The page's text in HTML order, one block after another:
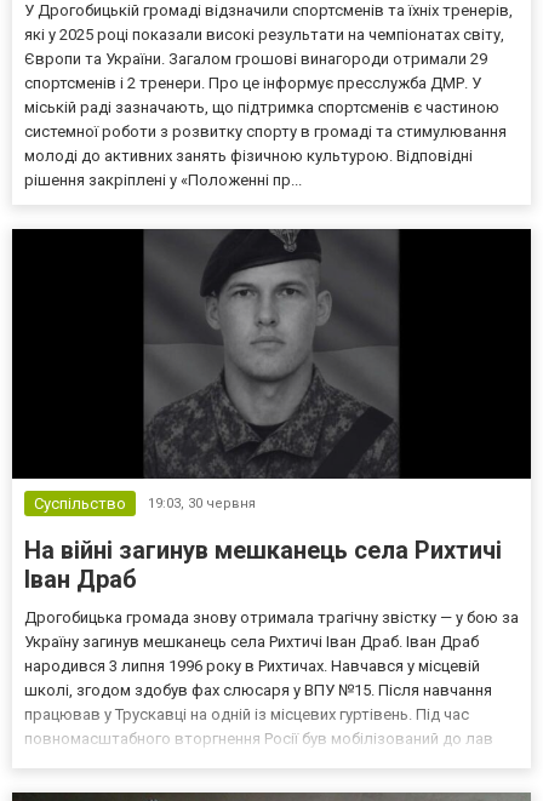
У Дрогобицькій громаді відзначили спортсменів та їхніх тренерів,
які у 2025 році показали високі результати на чемпіонатах світу,
Європи та України. Загалом грошові винагороди отримали 29
спортсменів і 2 тренери. Про це інформує пресслужба ДМР. У
міській раді зазначають, що підтримка спортсменів є частиною
системної роботи з розвитку спорту в громаді та стимулювання
молоді до активних занять фізичною культурою. Відповідні
рішення закріплені у «Положенні пр...
Суспільство 19:03, 30 червня
На війні загинув мешканець села Рихтичі
Іван Драб
Дрогобицька громада знову отримала трагічну звістку — у бою за
Україну загинув мешканець села Рихтичі Іван Драб. Іван Драб
народився 3 липня 1996 року в Рихтичах. Навчався у місцевій
школі, згодом здобув фах слюсаря у ВПУ №15. Після навчання
працював у Трускавці на одній із місцевих гуртівень. Під час
повномасштабного вторгнення Росії був мобілізований до лав